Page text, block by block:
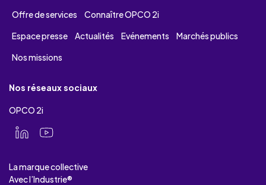
Offre de services
Connaître OPCO 2i
Espace presse
Actualités Evénements
Marchés publics
Nos missions
Nos réseaux sociaux
OPCO 2i
La marque collective
Avec l’Industrie®